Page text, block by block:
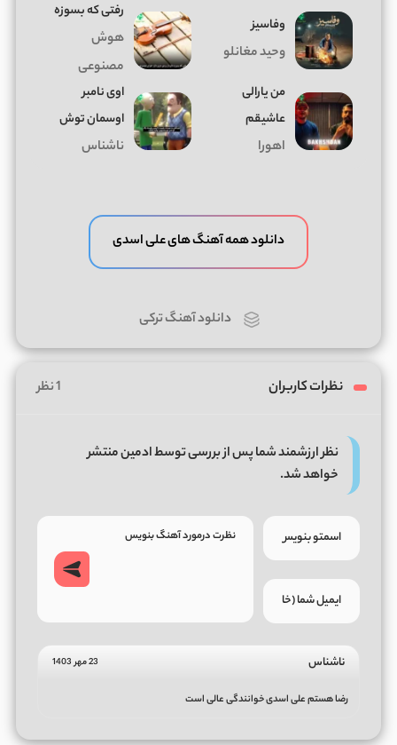
وفاسیز
وحید مغانلو
رفتی که بسوزه
هوش
مصنوعی
من یارالی
عاشیقم
اهورا
اوی نامبر
اوسمان توش
ناشناس
دانلود همه آهنگ های علی اسدی
دانلود آهنگ ترکی
نظرات کاربران 1 نظر
نظر ارزشمند شما پس از بررسی توسط ادمین منتشر
خواهد شد.
ناشناس 23 مهر 1403
رضا هستم علی اسدی خوانندگی عالی است